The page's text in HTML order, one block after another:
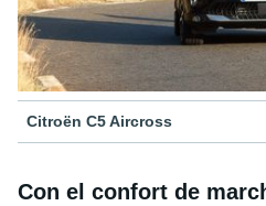
Citroën C5 Aircross
Con el confort de